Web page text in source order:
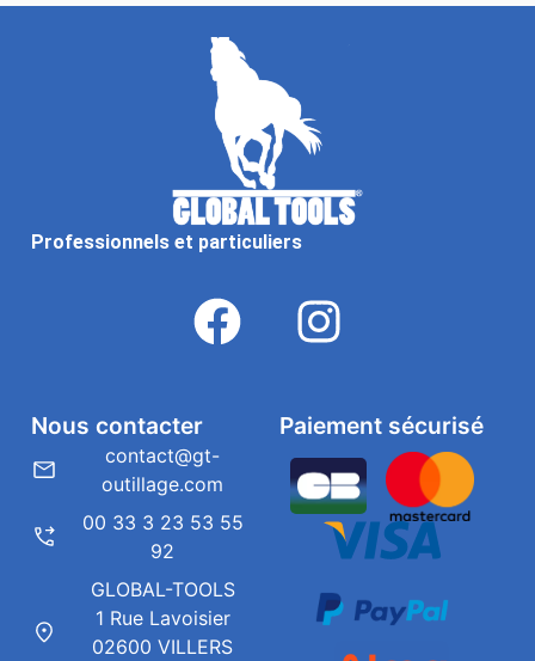
Professionnels et particuliers
Paiement sécurisé
Nous contacter
contact@gt-
outillage.com
00 33 3 23 53 55
92
GLOBAL-TOOLS
1 Rue Lavoisier
02600 VILLERS